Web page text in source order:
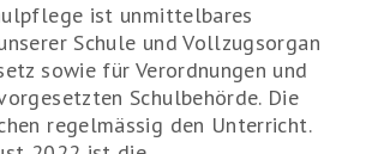
ist unmittelbares
Schule und Vollzugsorgan
sowie für Verordnungen und
Schulbehörde. Die
regelmässig den Unterricht.